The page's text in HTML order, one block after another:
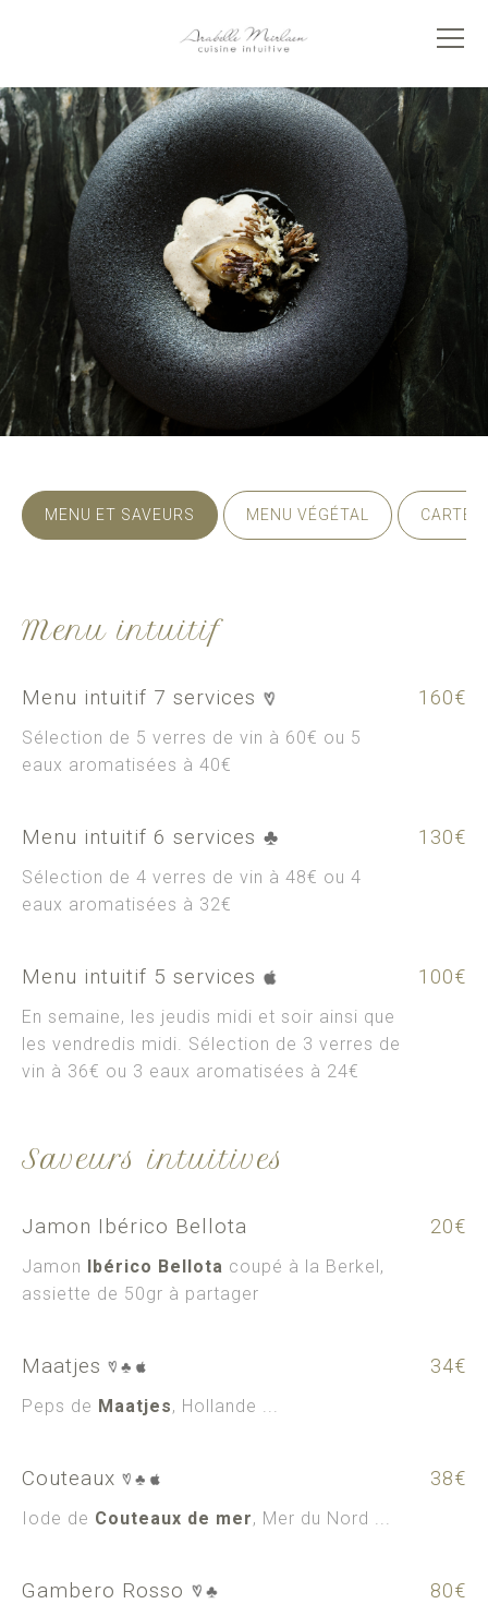
MENU ET SAVEURS MENU VÉGÉTAL CARTE
Menu intuitif
Menu intuitif 7 services
Sélection de 5 verres de vin à 60€ ou 5
eaux aromatisées à 40€
160€
Menu intuitif 6 services
Sélection de 4 verres de vin à 48€ ou 4
eaux aromatisées à 32€
130€
Menu intuitif 5 services
En semaine, les jeudis midi et soir ainsi que
les vendredis midi. Sélection de 3 verres de
vin à 36€ ou 3 eaux aromatisées à 24€
100€
Saveurs intuitives
Jamon Ibérico Bellota
Jamon Ibérico Bellota coupé à la Berkel,
assiette de 50gr à partager
20€
Maatjes
Peps de Maatjes, Hollande ...
34€
Couteaux
Iode de Couteaux de mer, Mer du Nord ...
38€
Gambero Rosso 80€